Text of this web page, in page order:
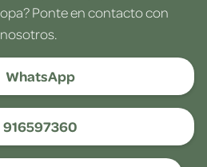
Ponte en contacto con
nosotros.
WhatsApp
916597360